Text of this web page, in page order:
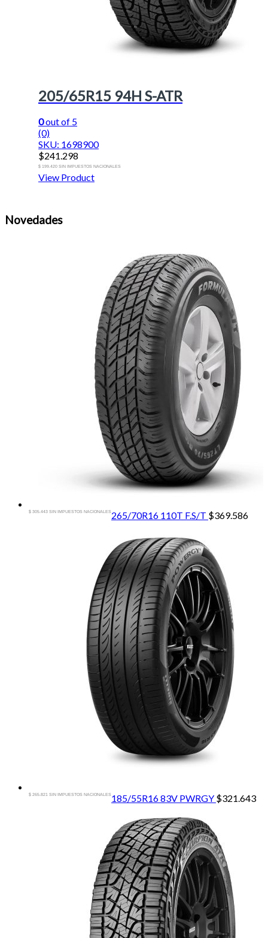
205/65R15 94H S-ATR
0out of 5
(0)
SKU: 1698900
$241.298
$ 199.420 SIN IMPUESTOS NACIONALES
View Product
Novedades
265/70R16 110T F.S/T $369.586
$ 305.443 SIN IMPUESTOS NACIONALES
185/55R16 83V PWRGY $321.643
$ 265.821 SIN IMPUESTOS NACIONALES